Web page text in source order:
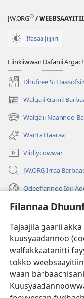
Filannaa
Tajaajila gaarii
kuusyaadannoo
walfakkaatanitti
tokko
waan
JW.ORG® /
Ifasaa Jijjiiri
Liinkiiwwan Dafanii
Dhufnee Si
Walgaʼii Gumii
(opens
new
window)
Walga'ii Naannoo
(opens
new
window)
Wanta Haaraa
Viidiyoowwan
JW.ORG Irraa
Odeeffannoo Idil-
Gargaarsa
Buusii
(opens
new
window)"LAAYIBRARII
(opens
new
window)
®
(opens
new